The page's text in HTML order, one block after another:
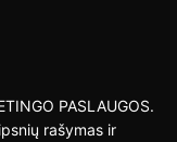
PASLAUGOS.
rašymas ir